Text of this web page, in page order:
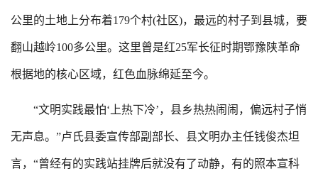
公里的土地上分布着179个村(社区)，最远的村子到县城，要
翻山越岭100多公里。这里曾是红25军长征时期鄂豫陕革命
根据地的核心区域，红色血脉绵延至今。
“文明实践最怕‘上热下冷’，县乡热热闹闹，偏远村子悄
无声息。”卢氏县委宣传部副部长、县文明办主任钱俊杰坦
言，“曾经有的实践站挂牌后就没有了动静，有的照本宣科